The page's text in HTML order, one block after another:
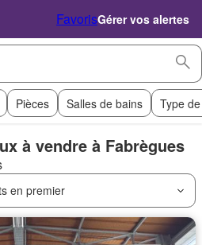
FavorisGérer vos alertes
Pièces Salles de bains Type
à vendre à Fabrègues
en premier